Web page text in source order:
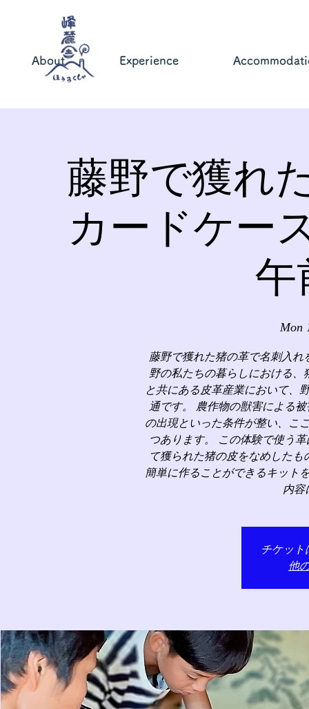
About Experience
藤野で獲れ
カードケー
午
Mon
藤野で獲れた猪の革で名刺入
野の私たちの暮らしにおける
と共にある皮革産業において、
通です。 農作物の獣害による
の出現といった条件が整い、こ
つあります。 この体験で使う
て獲られた猪の皮をなめした
簡単に作ることができるキット
内容
チケット
他